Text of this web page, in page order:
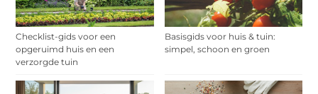
Checklist-gids voor een
opgeruimd huis en een
verzorgde tuin
Basisgids voor huis & tuin:
simpel, schoon en groen